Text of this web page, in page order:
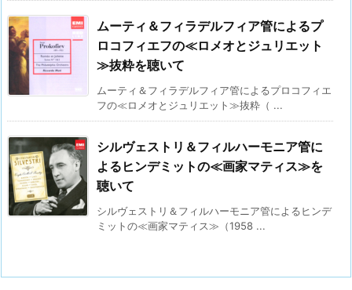
ムーティ＆フィラデルフィア管によるプ
ロコフィエフの≪ロメオとジュリエット
≫抜粋を聴いて
ムーティ＆フィラデルフィア管によるプロコフィエ
フの≪ロメオとジュリエット≫抜粋（ ...
シルヴェストリ＆フィルハーモニア管に
よるヒンデミットの≪画家マティス≫を
聴いて
シルヴェストリ＆フィルハーモニア管によるヒンデ
ミットの≪画家マティス≫（1958 ...